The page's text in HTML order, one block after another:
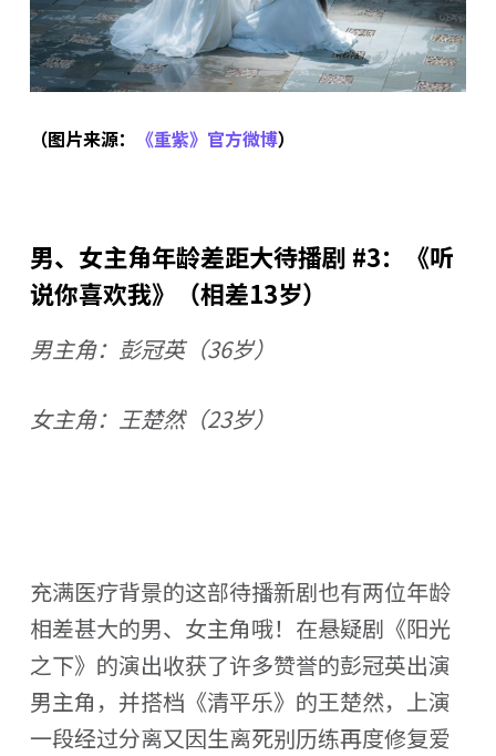
（图片来源： 《重紫》官方微博）
男、女主角年龄差距大待播剧 #3：《听
说你喜欢我》（相差13岁）
男主角：彭冠英（36岁）
女主角：王楚然（23岁）
充满医疗背景的这部待播新剧也有两位年龄
相差甚大的男、女主角哦！在悬疑剧《阳光
之下》的演出收获了许多赞誉的彭冠英出演
男主角，并搭档《清平乐》的王楚然，上演
一段经过分离又因生离死别历练再度修复爱